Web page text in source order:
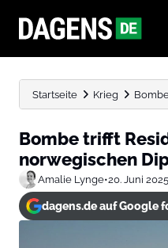
Startseite Krieg
Bombe trifft
norwegischen
Amalie Lynge•20. Juni 2025
dagens.de auf Google